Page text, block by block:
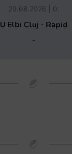
29.08.2026 | 0:
U Elbi Cluj - Rapid
-